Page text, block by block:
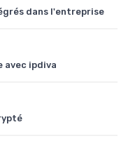
dans l'entreprise
avec ipdiva